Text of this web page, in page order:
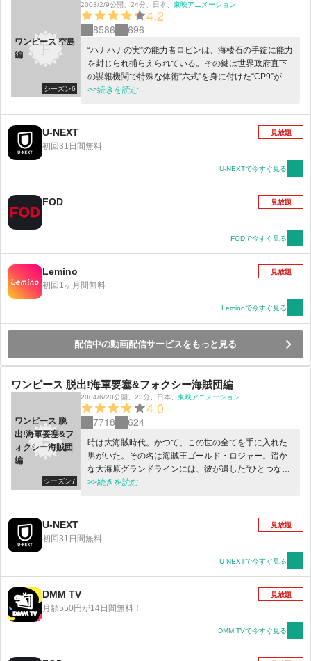
シーズン6
ワンピース 空島
編
2003/2/9公開 24分 日本 東映アニメーション
4.2
8586 696
“ハナハナの実”の能力者ロビンは、海楼石の手錠に能力
を封じられ捕らえられている。その鍵は世界政府直下
の諜報機関で特殊な体術“六式”を身に付けた“CP9”が持
つ。ルフィ達とフランキーは彼らと激闘を繰り広げ
を焼き尽くした海軍の「バスターコール」が発動され
てしまう。ゾロらそれぞれが新技を編み出して勝ち、
ロビンを手錠から解放する。“ギア”をさらに強化させる
>>続きを読む
U-NEXT
初回31日間無料
見放題
U-NEXTで今すぐ見る
FOD 見放題
FODで今すぐ見る
Lemino
初回1ヶ月間無料
見放題
Leminoで今すぐ見る
配信中の動画配信サービスをもっと見る
ワンピース 脱出!海軍要塞&フォクシー海賊団編
シーズン7
ワンピース 脱
出!海軍要塞&フ
ォクシー海賊団
編
2004/6/20公開 23分 日本 東映アニメーション
4.0
7718 624
時は大海賊時代。かつて、この世の全てを手に入れた
男がいた。その名は海賊王ゴールド・ロジャー。遥か
な大海原グランドラインには、彼が遺した“ひとつなぎ
の大秘宝（ワンピース）”が隠されているとい
と漕ぎ出してゆく。そして、ここにもグランドライン
を目指す者が一人。悪魔の実と呼ばれる不思議な実の
一つ「ゴムゴムの実」を食べ、全身がゴムのように伸
頃に赤髪のシャンクスから麦わら帽子を託された彼
は、海賊王になるという壮大な野望を抱いていた。海
へと乗り出したルフィは、航海の中で大冒険を繰り返
し、様々な人々と出会ってゆく。信頼できる個性的な
仲間、悪党どもや海軍など立ちふさがる強大な
敵・・・さあ、まだ見ぬ世界へ向けて帆を立てろ！歴
>>続きを読む
U-NEXT
初回31日間無料
見放題
U-NEXTで今すぐ見る
DMM TV
月額550円が14日間無料！
見放題
DMM TVで今すぐ見る